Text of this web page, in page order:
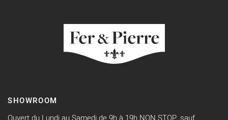
SHOWROOM
Ouvert du Lundi au Samedi de 9h à 19h NON STOP, sauf